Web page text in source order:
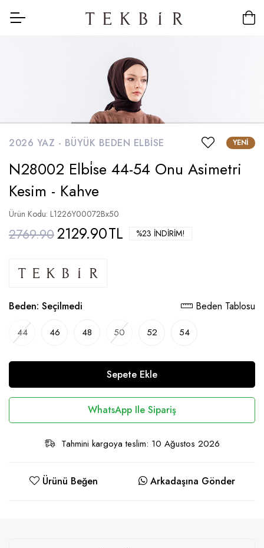
2026 YAZ - BÜYÜK BEDEN ELBISE YENI
N28002 Elbi̇se 44-54 Onu Asimetri
Kesim - Kahve
Ürün Kodu: L1226Y00072Bx50
2769.902129.90TL %23 İNDIRIM!
Beden: Seçilmedi Beden Tablosu
44 46 48 50 52 54
Sepete Ekle
WhatsApp Ile Sipariş
Tahmini kargoya teslim: 10 Ağustos 2026
Ürünü Beğen Arkadaşına Gönder